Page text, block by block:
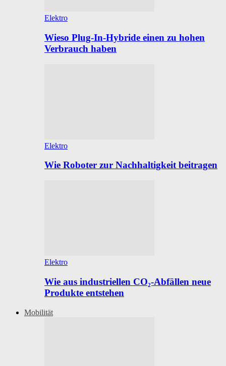
Elektro
Wieso Plug-In-Hybride einen zu hohen
Verbrauch haben
Elektro
Wie Roboter zur Nachhaltigkeit beitragen
Elektro
Wie aus industriellen CO₂-Abfällen neue
Produkte entstehen
Mobilität